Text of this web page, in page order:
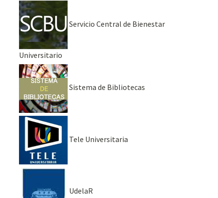
Servicio Central de Bienestar
Universitario
Sistema de Bibliotecas
Tele Universitaria
UdelaR